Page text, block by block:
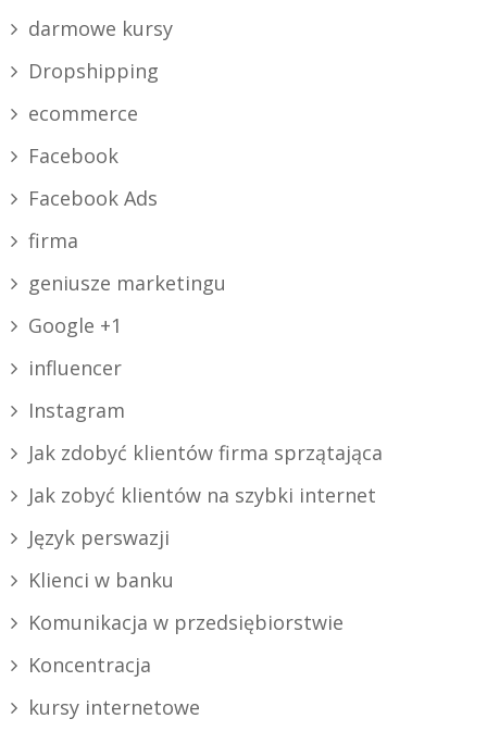
darmowe kursy
Dropshipping
ecommerce
Facebook
Facebook Ads
firma
geniusze marketingu
Google +1
influencer
Instagram
Jak zdobyć klientów firma sprzątająca
Jak zobyć klientów na szybki internet
Język perswazji
Klienci w banku
Komunikacja w przedsiębiorstwie
Koncentracja
kursy internetowe